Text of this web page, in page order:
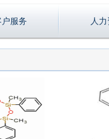
户服务 人